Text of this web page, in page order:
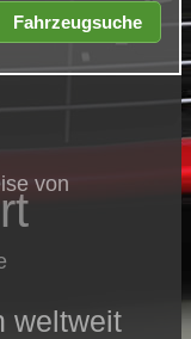
von
weltweit